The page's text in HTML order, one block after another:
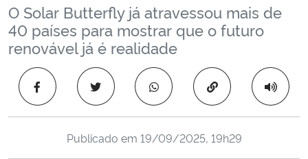
Ministério da Educação
Ministério da Cidadania
Ministério da Saúde
Ministério de Minas e Energia
O Solar Butterfly já atravessou mais de
40 países para mostrar que o futuro
renovável já é realidade
Copiar para área
Publicado em 19/09/2025, 19h29